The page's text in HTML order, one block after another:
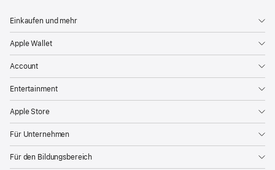
Einkaufen und mehr
Apple Wallet
Account
Entertainment
Apple Store
Für Unternehmen
Für den Bildungsbereich